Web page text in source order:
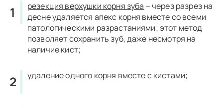
резекция верхушки корня зуба – через разрез на
десне удаляется апекс корня вместе со всеми
патологическими разрастаниями; этот метод
позволяет сохранить зуб, даже несмотря на
наличие кист;
удаление одного корня вместе с кистами;